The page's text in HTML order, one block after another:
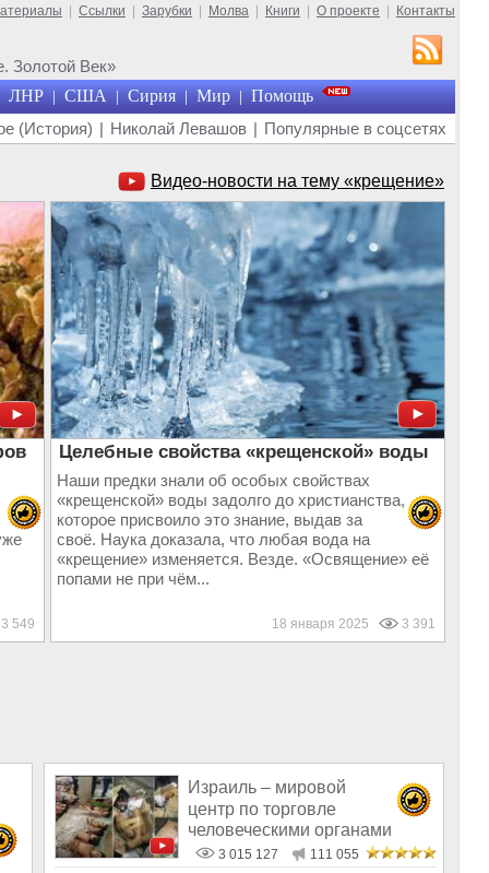
Ссылки Зарубки Молва Книги О проекте Контакты
Золотой Век»
ЛНР | США | Сирия | Мир | Помощь
(История) | Николай Левашов | Популярные в соцсетях
Видео-новости на тему «крещение»
549
Целебные свойства «крещенской» воды
Наши предки знали об особых свойствах
«крещенской» воды задолго до христианства,
которое присвоило это знание, выдав за
своё. Наука доказала, что любая вода на
«крещение» изменяется. Везде. «Освящение» её
попами не при чём...
18 января 2025 3 391
Израиль – мировой
центр по торговле
человеческими органами
3 015 127 111 055